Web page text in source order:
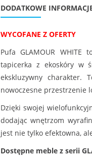
DODATKOWE
WYCOFANE Z OFERTY
Pufa GLAMOUR WHITE
tapicerka z ekoskóry w
ekskluzywny charakter.
nowoczesne przestrzenie
Dzięki swojej
dodając wnętrzom
jest nie tylko efektowna,
Dostępne meble z serii